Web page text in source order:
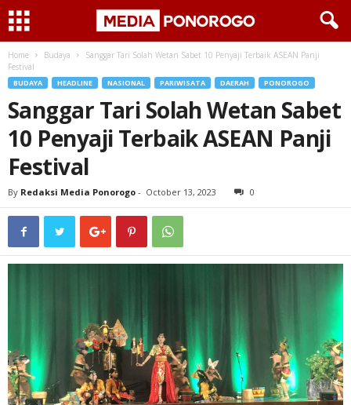
Home Budaya
Sanggar Tari Solah Wetan Sabet 10 Penyaji Terbaik ASEAN Panji
Festival
BUDAYA HEADLINE NASIONAL PARIWISATA DAERAH PONOROGO
Sanggar Tari Solah Wetan Sabet
10 Penyaji Terbaik ASEAN Panji
Festival
By Redaksi Media Ponorogo - October 13, 2023 0